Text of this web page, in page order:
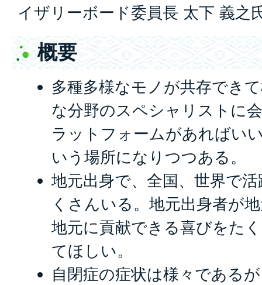
イザリーボード委員長 太下 義之
概要
多種多様なモノが共存でき
な分野のスペシャリストに
ラットフォームがあればい
いう場所になりつつある。
地元出身で、全国、世界で
くさんいる。地元出身者が
地元に貢献できる喜びをた
てほしい。
自閉症の症状は様々である